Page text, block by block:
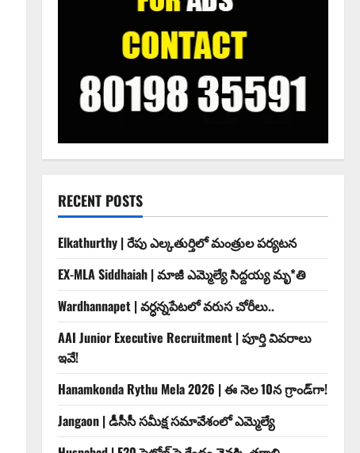
RECENT POSTS
Elkathurthy | రేపు ఎల్కతుర్తిలో మంత్రుల పర్యటన
EX-MLA Siddhaiah | మాజీ ఎమ్మెల్యే సిద్దయ్య మృ*తి
Wardhannapet | వర్ధన్నపేటలో వరుస చోరీలు..
AAI Junior Executive Recruitment | పూర్తి వివరాలు
ఇవే!
Hanamkonda Rythu Mela 2026 | ఈ నెల 10న గ్రాండ్‌గా!
Jangaon | డీసీసీ సమీక్ష సమావేశంలో ఎమ్మెల్యే